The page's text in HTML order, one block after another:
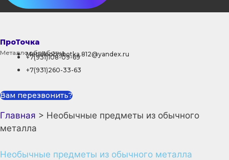
ПроТочка
Металлообработка
Metalloobrabotka.812@yandex.ru
+7(931)108-09-69
+7(931)260-33-63
Вам перезвонить?
Главная > Необычные предметы из обычного
металла
Необычные предметы из обычного металла